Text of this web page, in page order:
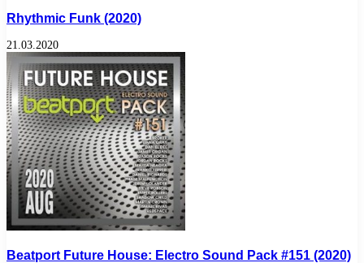
Rhythmic Funk (2020)
21.03.2020
Beatport Future House: Electro Sound Pack #151 (2020)